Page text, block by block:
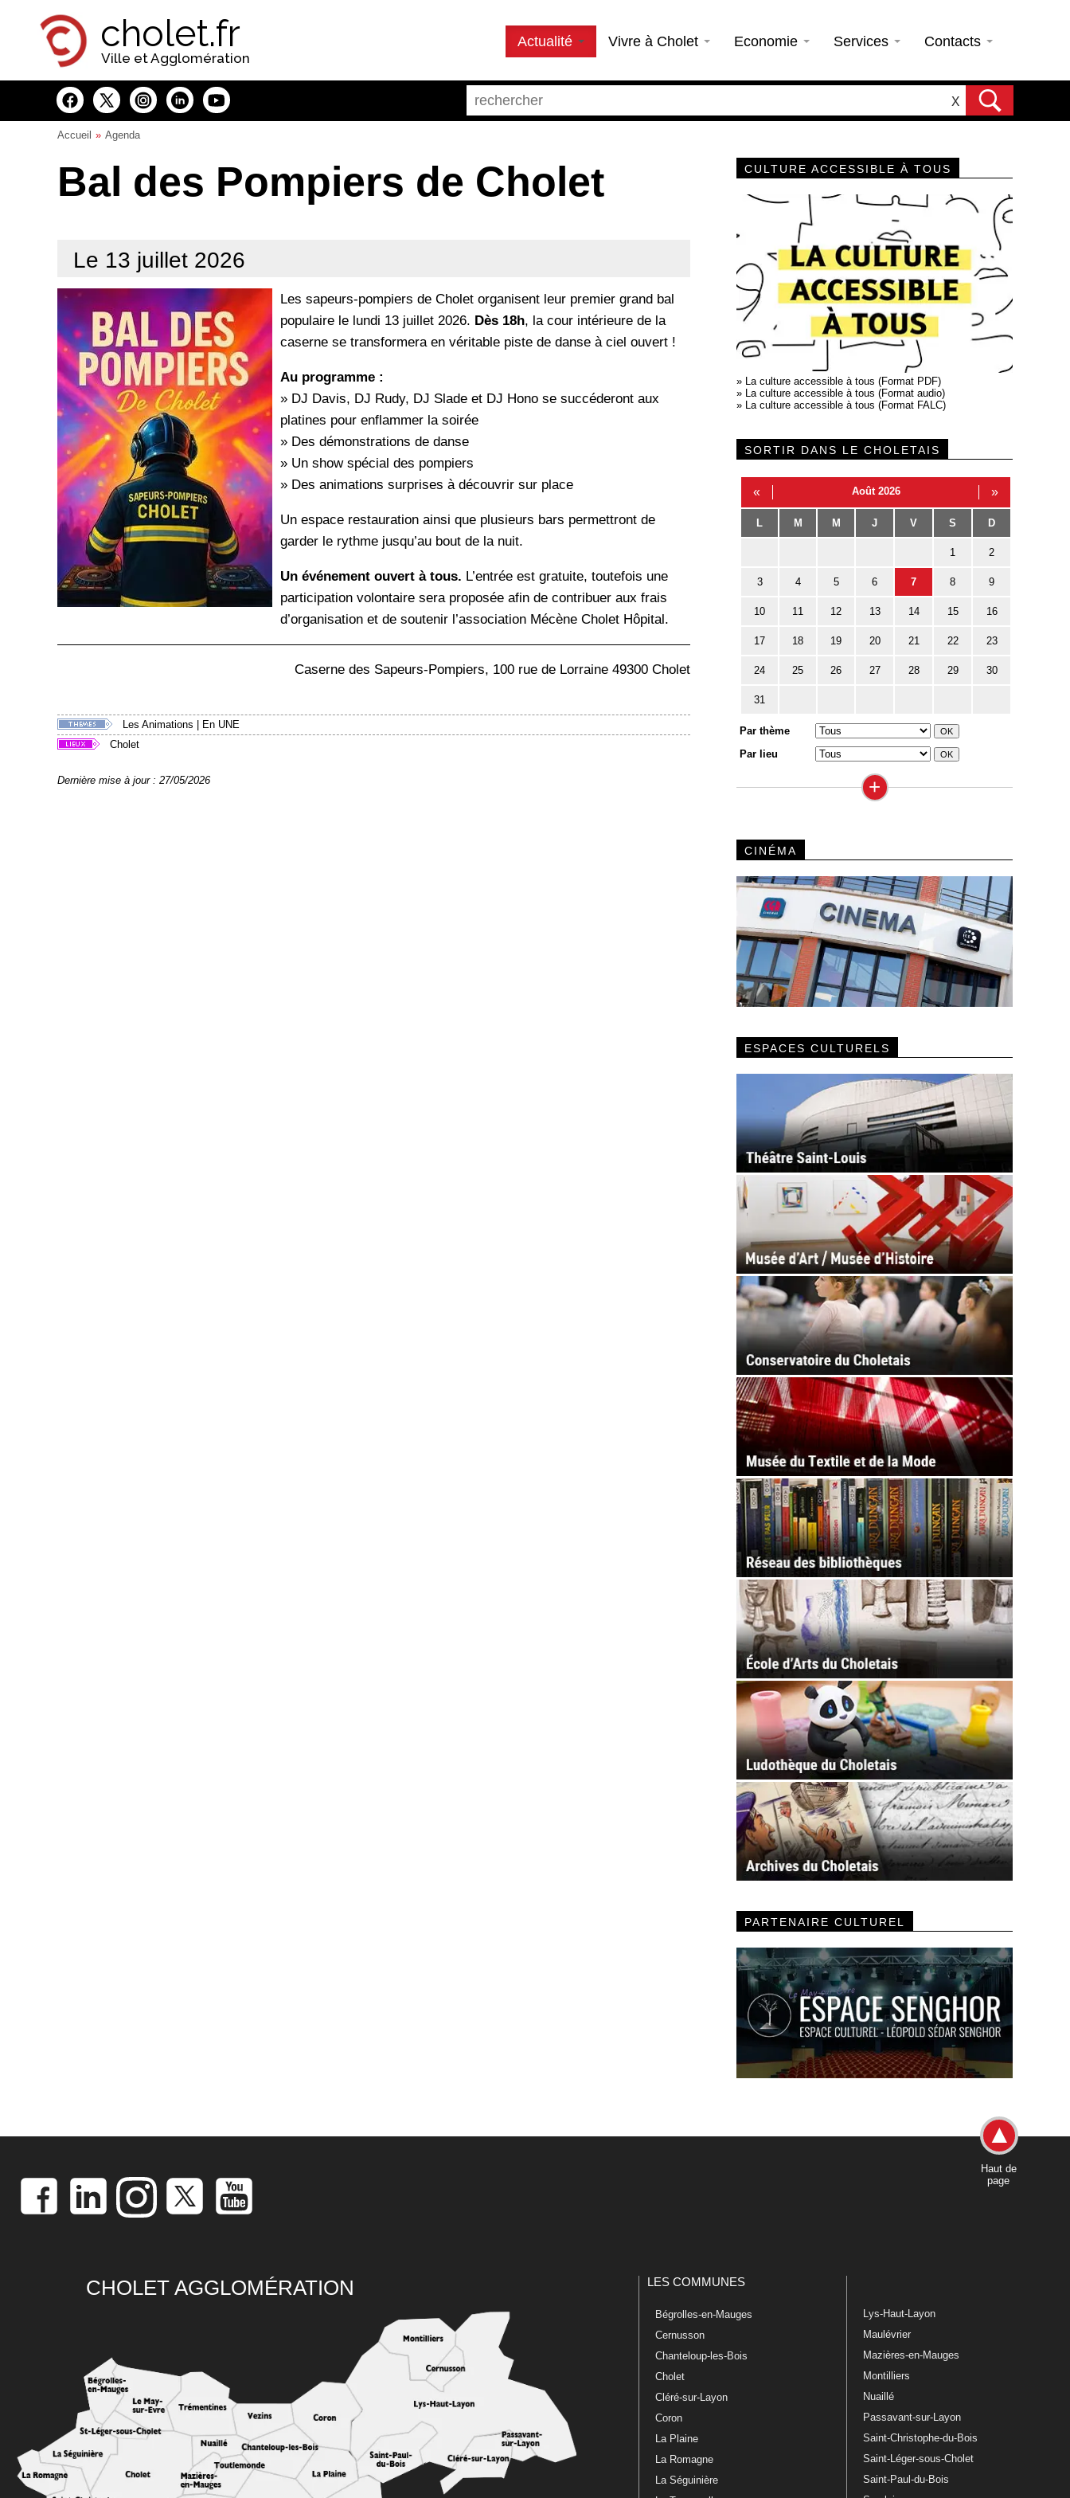
cholet.fr
Ville et Agglomération
Actualité Vivre à Cholet Economie Services Contacts
X
Accueil Agenda
Bal des Pompiers de Cholet
Le 13 juillet 2026
Les sapeurs-pompiers de Cholet organisent leur premier grand bal
populaire le lundi 13 juillet 2026. Dès 18h, la cour intérieure de la
caserne se transformera en véritable piste de danse à ciel ouvert !
Au programme :
» DJ Davis, DJ Rudy, DJ Slade et DJ Hono se succéderont aux
platines pour enflammer la soirée
» Des démonstrations de danse
» Un show spécial des pompiers
» Des animations surprises à découvrir sur place
Un espace restauration ainsi que plusieurs bars permettront de
garder le rythme jusqu’au bout de la nuit.
Un événement ouvert à tous. L’entrée est gratuite, toutefois une
participation volontaire sera proposée afin de contribuer aux frais
d’organisation et de soutenir l’association Mécène Cholet Hôpital.
Caserne des Sapeurs-Pompiers, 100 rue de Lorraine 49300 Cholet
Les Animations
En UNE
Cholet
Dernière mise à jour : 27/05/2026
CULTURE ACCESSIBLE À TOUS
» La culture accessible à tous (Format PDF)
» La culture accessible à tous (Format audio)
» La culture accessible à tous (Format FALC)
SORTIR DANS LE CHOLETAIS
« Août 2026 »
L M M J V S D
1 2
3 4 5 6 7 8 9
10 11 12 13 14 15 16
17 18 19 20 21 22 23
24 25 26 27 28 29 30
31
Par thème
Par lieu
+
CINÉMA
ESPACES CULTURELS
PARTENAIRE CULTUREL
Haut de
page
CHOLET AGGLOMÉRATION LES COMMUNES
Bégrolles-en-Mauges
Cernusson
Chanteloup-les-Bois
Cholet
Cléré-sur-Layon
Coron
La Plaine
La Romagne
La Séguinière
Lys-Haut-Layon
Maulévrier
Mazières-en-Mauges
Montilliers
Nuaillé
Passavant-sur-Layon
Saint-Christophe-du-Bois
Saint-Léger-sous-Cholet
Saint-Paul-du-Bois